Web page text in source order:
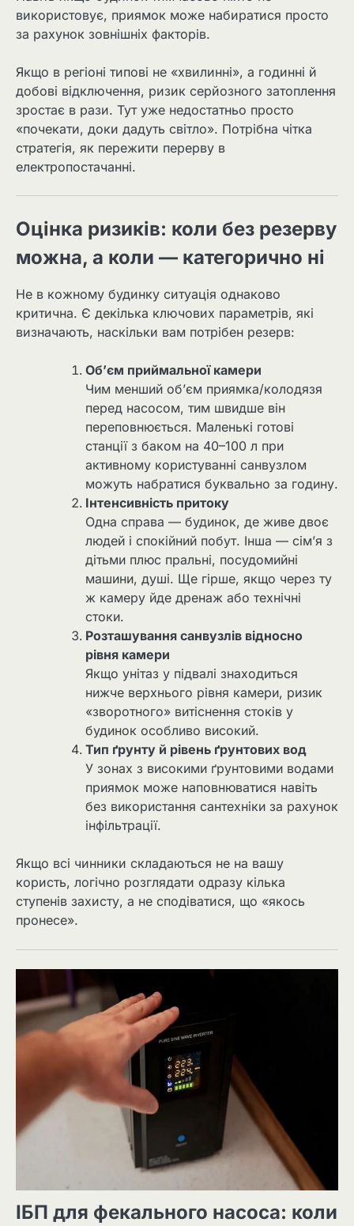
використовує, приямок може набиратися просто
за рахунок зовнішніх факторів.
Якщо в регіоні типові не «хвилинні», а годинні й
добові відключення, ризик серйозного затоплення
зростає в рази. Тут уже недостатньо просто
«почекати, доки дадуть світло». Потрібна чітка
стратегія, як пережити перерву в
електропостачанні.
Оцінка ризиків: коли без резерву
можна, а коли — категорично ні
Не в кожному будинку ситуація однаково
критична. Є декілька ключових параметрів, які
визначають, наскільки вам потрібен резерв:
Об’єм приймальної камери
Чим менший об’єм приямка/колодязя
перед насосом, тим швидше він
переповнюється. Маленькі готові
станції з баком на 40–100 л при
активному користуванні санвузлом
можуть набратися буквально за годину.
Інтенсивність притоку
Одна справа — будинок, де живе двоє
людей і спокійний побут. Інша — сім’я з
дітьми плюс пральні, посудомийні
машини, душі. Ще гірше, якщо через ту
ж камеру йде дренаж або технічні
стоки.
Розташування санвузлів відносно
рівня камери
Якщо унітаз у підвалі знаходиться
нижче верхнього рівня камери, ризик
«зворотного» витіснення стоків у
будинок особливо високий.
Тип ґрунту й рівень ґрунтових вод
У зонах з високими ґрунтовими водами
приямок може наповнюватися навіть
без використання сантехніки за рахунок
інфільтрації.
Якщо всі чинники складаються не на вашу
користь, логічно розглядати одразу кілька
ступенів захисту, а не сподіватися, що «якось
пронесе».
ІБП для фекального насоса: коли